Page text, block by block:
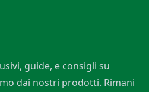
guide, e consigli su
dai nostri prodotti. Rimani